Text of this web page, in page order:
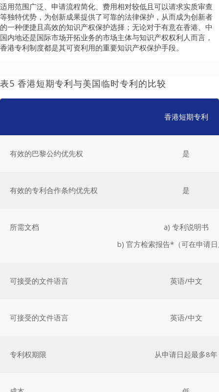
适用范围广泛、申请流程简化、费用相对较低且可以请求实质审查
等独特优势，为创新成果提供了可靠的法律保护，从而成为创新者
的一种便捷且高效的知识产权保护选择；无论对于有意在香港、中
国内地还是国际市场开拓业务的市场主体与知识产权权利人而言，
香港专利制度都是其可资利用的重要知识产权保护手段。
表5 香港短期专利与美国临时专利的比较
香港短期专利
有效的巴黎公约优先权 是
有效的专利合作条约优先权 是
所需文档
a) 专利说明书
b) 官方检索报告*（可在申请
可接受的文件语言 英语/中文
可接受的文件语言 英语/中文
专利权期限 从申请日起最多8年